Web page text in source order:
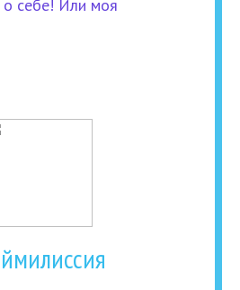
себе! Или моя